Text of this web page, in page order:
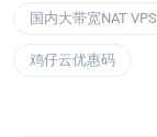
国内大带宽NAT VPS
鸡仔云优惠码